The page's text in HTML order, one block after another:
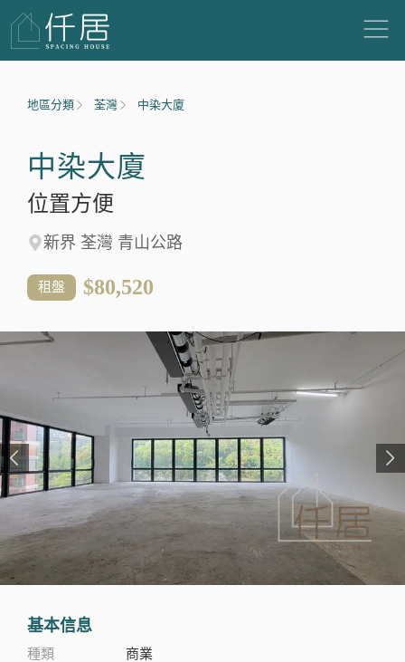
地區分類 荃灣 中染大廈
中染大廈
位置方便
新界 荃灣 青山公路
租盤 $80,520
基本信息
種類 商業